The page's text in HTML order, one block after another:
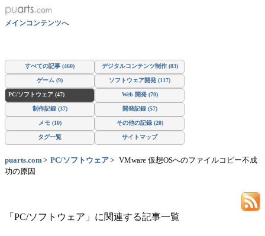
メインコンテンツへ
すべての記事 (460) デジタルコンテンツ制作 (83)
ゲーム (9) ソフトウェア開発 (117)
PC/ソフトウェア (47) Web 開発 (70)
制作記録 (37) 開発記録 (57)
メモ (10) その他の記録 (20)
タグ一覧 サイトマップ
puarts.com PC/ソフトウェア
VMware 仮想OSへのファイルコピー不成
功の原因
「PC/ソフトウェア」に関連する記事一覧